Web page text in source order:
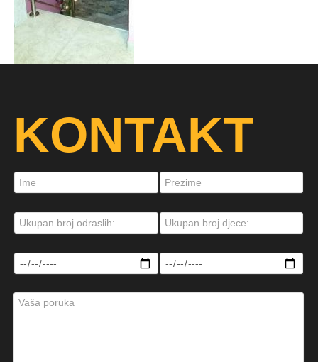
KONTAKT